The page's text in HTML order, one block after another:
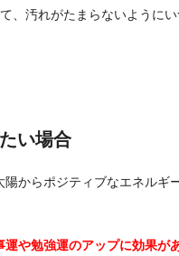
、汚れがたまらないように
い場合
陽からポジティブなエネルギ
運や勉強運のアップに効果が